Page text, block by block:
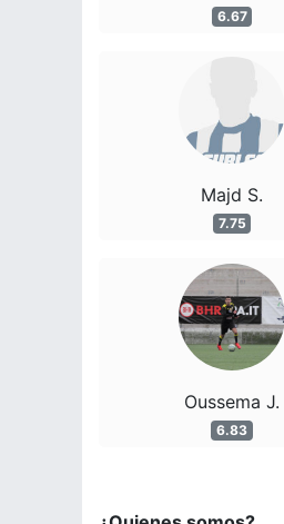
6.67
Majd S.
7.75
Oussema J.
6.83